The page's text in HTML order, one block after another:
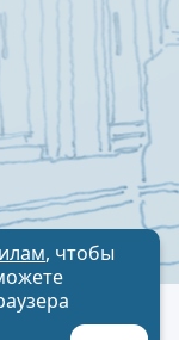
данных
, чтобы